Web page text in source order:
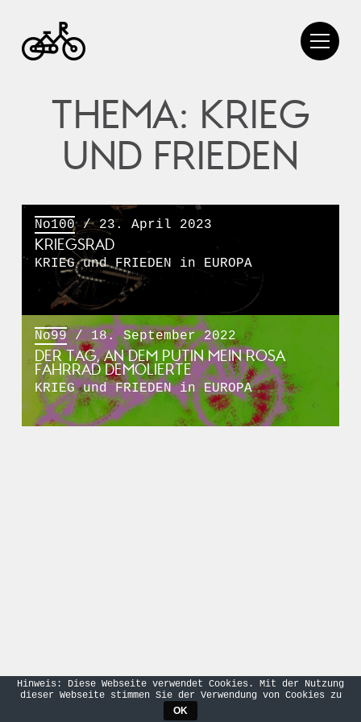
THEMA: KRIEG
UND FRIEDEN
No100/ 23. April 2023
KRIEGSRAD
KRIEG und FRIEDEN in EUROPA
No99/ 18. September 2022
DER TAG, AN DEM PUTIN MEIN ROSA
FAHRRAD DEMOLIERTE
KRIEG und FRIEDEN in EUROPA
Hinweis: Diese Webseite verwendet Cookies. Mit der Nutzung
dieser Webseite stimmen Sie der Verwendung von Cookies zu
OK